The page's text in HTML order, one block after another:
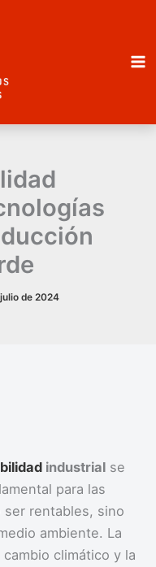
de 2024
industrial se
para las
ser rentables, sino
ambiente. La
climático y la